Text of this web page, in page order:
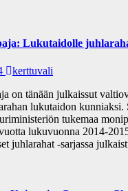
Lukutaidolle
kerttuvali
on tänään julkaissut
lukutaidon kunniaksi.
tukemaa
lukuvuonna 2014-
juhlarahat -sarjassa